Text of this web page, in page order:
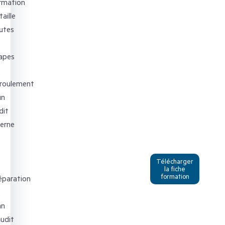
Télécharger
la fiche
formation